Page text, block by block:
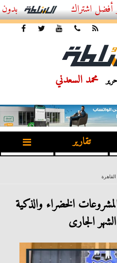
أفضل اشتراك IPTV بدون تقطيع 2026 – دليل المشاهد العصري
محمد السعدني
تقارير
الخضراء والذكية
الجارى